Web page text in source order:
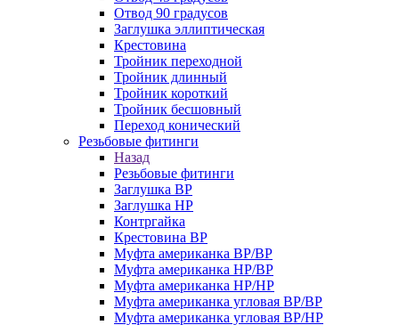
Отвод 90 градусов
Заглушка эллиптическая
Крестовина
Тройник переходной
Тройник длинный
Тройник короткий
Тройник бесшовный
Переход конический
Резьбовые фитинги
Назад
Резьбовые фитинги
Заглушка ВР
Заглушка НР
Контргайка
Крестовина ВР
Муфта американка ВР/ВР
Муфта американка НР/ВР
Муфта американка НР/НР
Муфта американка угловая ВР/ВР
Муфта американка угловая ВР/НР